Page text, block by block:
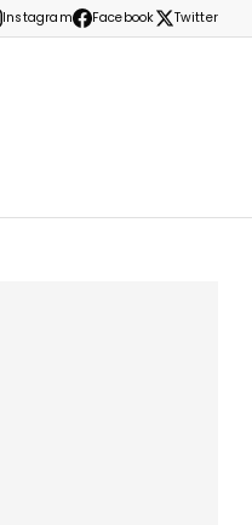
Instagram Facebook Twitter